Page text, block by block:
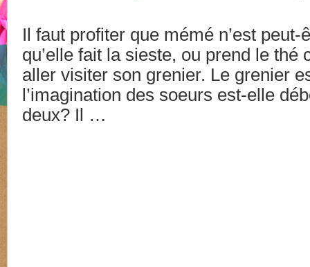
Il faut profiter que mémé n’est peut-
qu’elle fait la sieste, ou prend le thé
aller visiter son grenier. Le grenier
l’imagination des soeurs est-elle
deux? Il …